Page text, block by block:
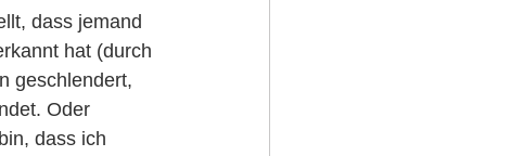
dass jemand
hat (durch
geschlendert,
Oder
dass ich